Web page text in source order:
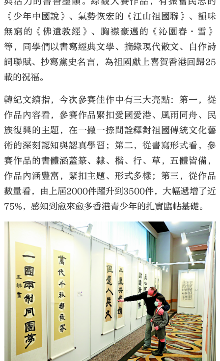
《少年中國說》、氣勢恢宏的《江山祖國聯》、韻味
無窮的《佛遺教經》、胸襟豪邁的《沁園春·雪》
等，同學們以書寫經典文學、摘錄現代散文、自作詩
詞聯賦、抄寫黨史名言，為祖國獻上喜賀香港回歸25
載的祝福。
韓紀文續指，今次參賽佳作中有三大亮點：第一，從
作品內容看，參賽作品緊扣愛國愛港、風雨同舟、民
族復興的主題，在一撇一捺間詮釋對祖國傳統文化藝
術的深刻認知與認真學習；第二，從書寫形式看，參
賽作品的書體涵蓋篆、隸、楷、行、草，五體皆備，
作品內涵豐富，緊扣主題、形式多樣；第三，從作品
數量看，由上屆2000件躍升到3500件，大幅遞增了近
75%，感知到愈來愈多香港青少年的扎實臨帖基礎。